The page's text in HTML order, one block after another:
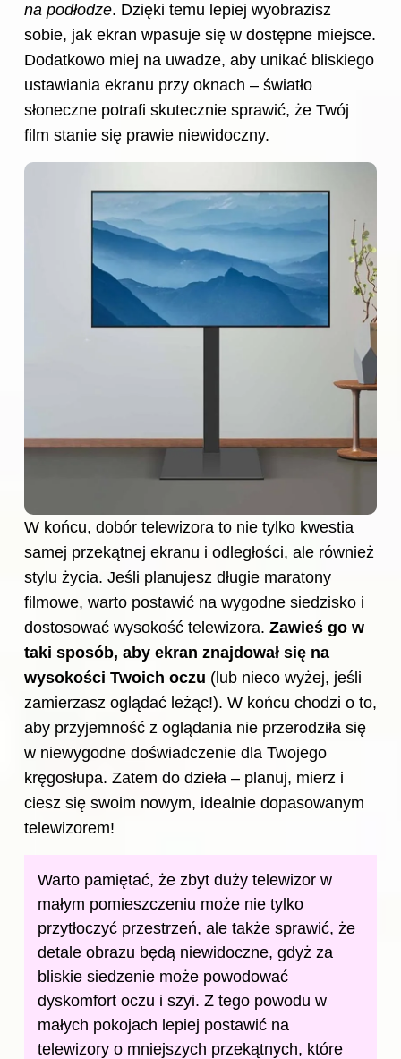
na podłodze. Dzięki temu lepiej wyobrazisz
sobie, jak ekran wpasuje się w dostępne miejsce.
Dodatkowo miej na uwadze, aby unikać bliskiego
ustawiania ekranu przy oknach – światło
słoneczne potrafi skutecznie sprawić, że Twój
film stanie się prawie niewidoczny.
W końcu, dobór telewizora to nie tylko kwestia
samej przekątnej ekranu i odległości, ale również
stylu życia. Jeśli planujesz długie maratony
filmowe, warto postawić na wygodne siedzisko i
dostosować wysokość telewizora. Zawieś go w
taki sposób, aby ekran znajdował się na
wysokości Twoich oczu (lub nieco wyżej, jeśli
zamierzasz oglądać leżąc!). W końcu chodzi o to,
aby przyjemność z oglądania nie przerodziła się
w niewygodne doświadczenie dla Twojego
kręgosłupa. Zatem do dzieła – planuj, mierz i
ciesz się swoim nowym, idealnie dopasowanym
telewizorem!
Warto pamiętać, że zbyt duży telewizor w
małym pomieszczeniu może nie tylko
przytłoczyć przestrzeń, ale także sprawić, że
detale obrazu będą niewidoczne, gdyż za
bliskie siedzenie może powodować
dyskomfort oczu i szyi. Z tego powodu w
małych pokojach lepiej postawić na
telewizory o mniejszych przekątnych, które